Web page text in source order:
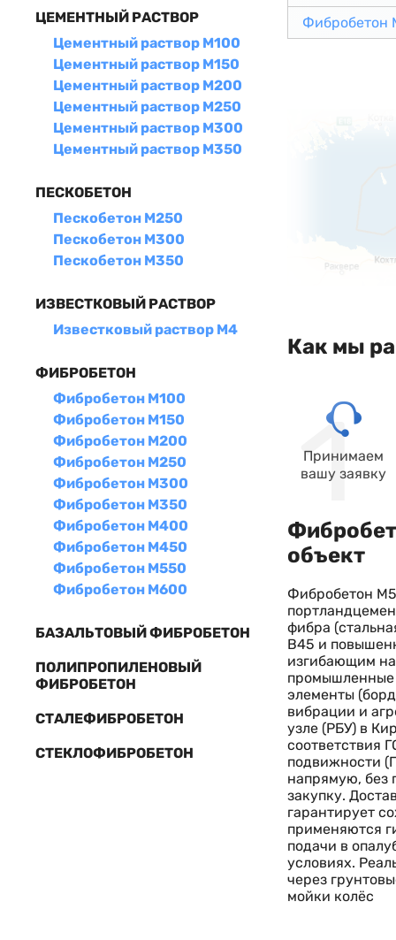
ЦЕМЕНТНЫЙ РАСТВОР
Цементный раствор М100
Цементный раствор М150
Цементный раствор М200
Цементный раствор М250
Цементный раствор М300
Цементный раствор М350
ПЕСКОБЕТОН
Пескобетон М250
Пескобетон М300
Пескобетон М350
ИЗВЕСТКОВЫЙ РАСТВОР
Известковый раствор М4
ФИБРОБЕТОН
Фибробетон М100
Фибробетон М150
Фибробетон М200
Фибробетон М250
Фибробетон М300
Фибробетон М350
Фибробетон М400
Фибробетон М450
Фибробетон М550
Фибробетон М600
БАЗАЛЬТОВЫЙ ФИБРОБЕТОН
ПОЛИПРОПИЛЕНОВЫЙ
ФИБРОБЕТОН
СТАЛЕФИБРОБЕТОН
СТЕКЛОФИБРОБЕТОН
Фибробетон
Как мы
Принимаем
вашу заявку
объект
Фибробетон
фибра
В45 и
изгибающим
промышленные
элементы
вибрации и
узле (РБУ) в
соответствия
подвижности
напрямую, без
закупку.
гарантирует
применяются
подачи в
условиях.
через
мойки колёс